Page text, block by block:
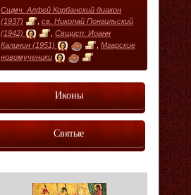
Сщмч. Алфей Корбанский диакон
(1937)
св. Николай Понгильский
(1942)
Свщисп. Иоанн
Калинин (1951)
Мгарские
новомученики
Иконы
Святые